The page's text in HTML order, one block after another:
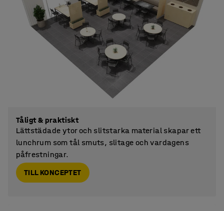
Tåligt & praktiskt
Lättstädade ytor och slitstarka material skapar ett
lunchrum som tål smuts, slitage och vardagens
påfrestningar.
TILL KONCEPTET